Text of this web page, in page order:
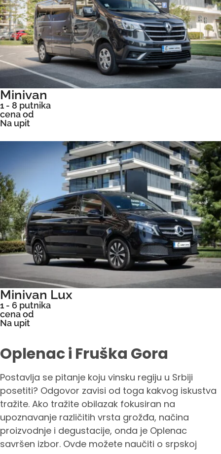
Minivan
1 - 8 putnika
cena od
Na upit
Minivan Lux
1 - 6 putnika
cena od
Na upit
Oplenac i Fruška Gora
Postavlja se pitanje koju vinsku regiju u Srbiji
posetiti? Odgovor zavisi od toga kakvog iskustva
tražite. Ako tražite obilazak fokusiran na
upoznavanje različitih vrsta grožđa, načina
proizvodnje i degustacije, onda je Oplenac
savršen izbor. Ovde možete naučiti o srpskoj